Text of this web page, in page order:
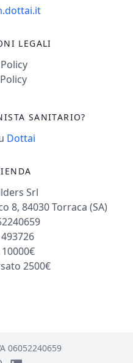
infezioni urinarie e
questo spazio, la tua
diagnosi, ma un
percorso condiviso
rispetto profondo.
LEGALI
SANITARIO?
Dottai
Srl
8, 84030 Torraca (SA)
493726
10000€
2500€
06052240659